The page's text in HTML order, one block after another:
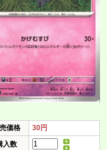
価格
30円
入数